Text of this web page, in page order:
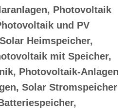
Photovoltaik
und PV
Heimspeicher,
mit Speicher,
Photovoltaik-Anlagen
Solar Stromspeicher